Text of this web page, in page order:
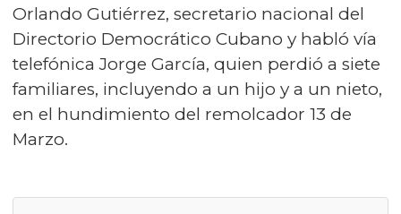
Orlando Gutiérrez, secretario nacional del
Directorio Democrático Cubano y habló vía
telefónica Jorge García, quien perdió a siete
familiares, incluyendo a un hijo y a un nieto,
en el hundimiento del remolcador 13 de
Marzo.